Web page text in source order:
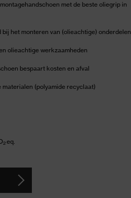
met de beste oliegrip in
het monteren van (olieachtige) onderdelen
olieachtige werkzaamheden
bespaart kosten en afval
(polyamide recyclaat)
2eq.